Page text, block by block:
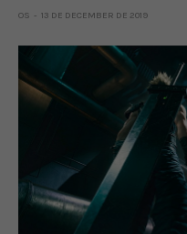
OS 13 DE DECEMBER DE 2019